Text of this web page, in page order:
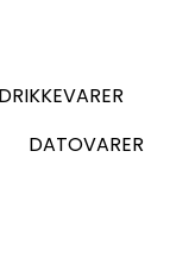
DATOVARER